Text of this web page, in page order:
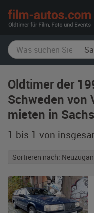
Oldtimer der
Schweden von
mieten in
1 bis 1 von
Sortieren nach: